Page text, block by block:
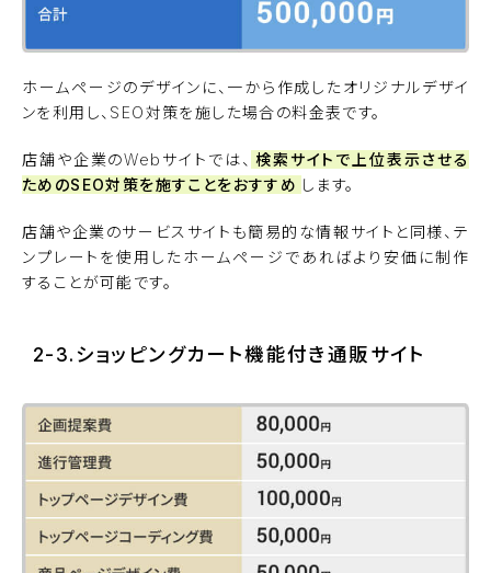
ホームページのデザインに、一から作成したオリジナルデザイ
ンを利用し、SEO対策を施した場合の料金表です。
店舗や企業のWebサイトでは、 検索サイトで上位表示させる
ためのSEO対策を施すことをおすすめ します。
店舗や企業のサービスサイトも簡易的な情報サイトと同様、テ
ンプレートを使用したホームページであればより安価に制作
することが可能です。
2-3.ショッピングカート機能付き通販サイト